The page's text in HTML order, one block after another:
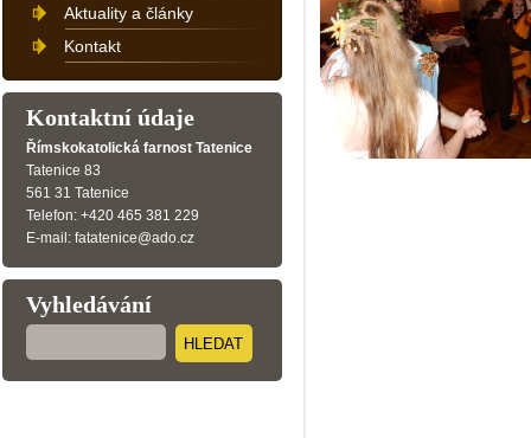
Aktuality a články
Kontakt
Kontaktní údaje
Římskokatolická farnost Tatenice
Tatenice 83
561 31 Tatenice
Telefon: +420 465 381 229
E-mail: fatatenice@ado.cz
Vyhledávání
HLEDAT